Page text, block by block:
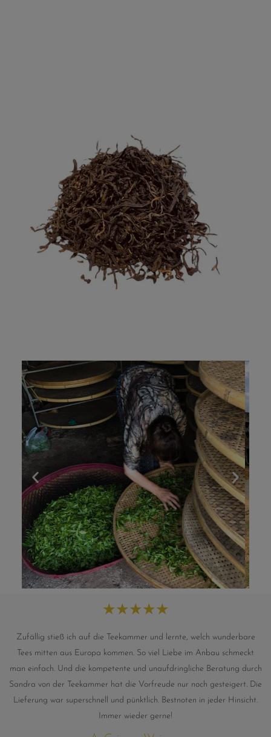
★★★★★
Zufällig stieß ich auf die Teekammer und lernte, welch wunderbare
Tees mitten aus Europa kommen. So viel Liebe im Anbau schmeckt
man einfach. Und die kompetente und unaufdringliche Beratung durch
Sandra von der Teekammer hat die Vorfreude nur noch gesteigert. Die
Lieferung war superschnell und pünktlich. Bestnoten in jeder Hinsicht.
Immer wieder gerne!